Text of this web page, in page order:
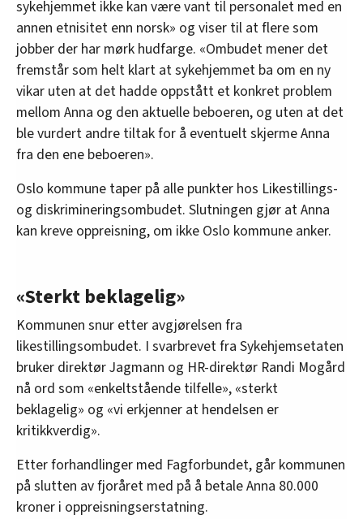
sykehjemmet ikke kan være vant til personalet med en
annen etnisitet enn norsk» og viser til at flere som
jobber der har mørk hudfarge. «Ombudet mener det
fremstår som helt klart at sykehjemmet ba om en ny
vikar uten at det hadde oppstått et konkret problem
mellom Anna og den aktuelle beboeren, og uten at det
ble vurdert andre tiltak for å eventuelt skjerme Anna
fra den ene beboeren».
Oslo kommune taper på alle punkter hos Likestillings-
og diskrimineringsombudet. Slutningen gjør at Anna
kan kreve oppreisning, om ikke Oslo kommune anker.
«Sterkt beklagelig»
Kommunen snur etter avgjørelsen fra
likestillingsombudet. I svarbrevet fra Sykehjemsetaten
bruker direktør Jagmann og HR-direktør Randi Mogård
nå ord som «enkeltstående tilfelle», «sterkt
beklagelig» og «vi erkjenner at hendelsen er
kritikkverdig».
Etter forhandlinger med Fagforbundet, går kommunen
på slutten av fjoråret med på å betale Anna 80.000
kroner i oppreisningserstatning.